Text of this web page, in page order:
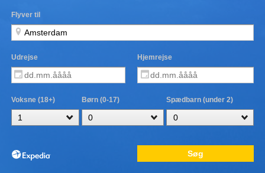
Flyver til
Udrejse Hjemrejse
Voksne (18+) Børn (0-17) Spædbarn (under 2)
Søg